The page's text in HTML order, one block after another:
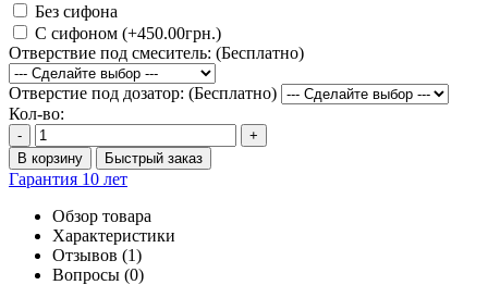
Без сифона
С сифоном (+450.00грн.)
Отверствие под смеситель: (Бесплатно)
Отверстие под дозатор: (Бесплатно)
Кол-во:
-
+
В корзину
Быстрый заказ
Гарантия 10 лет
Обзор товара
Характеристики
Отзывов (1)
Вопросы (0)